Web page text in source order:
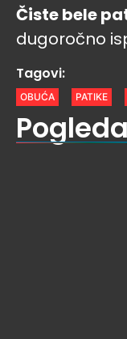
Čiste bele
dugoročno
Tagovi:
OBUĆA PATIKE